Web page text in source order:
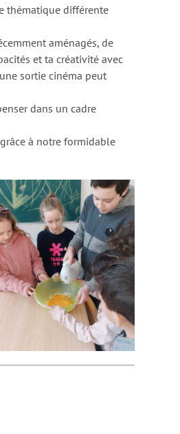
thématique différente
aménagés, de
et ta créativité avec
sortie cinéma peut
dans un cadre
à notre formidable